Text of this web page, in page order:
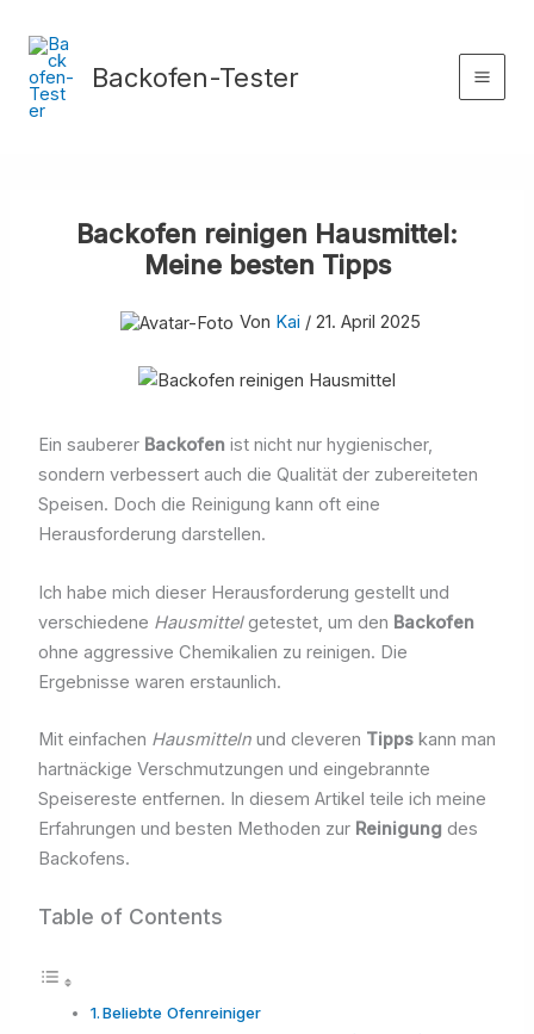
Inhalt
springen
Backofen-Tester
Backofen reinigen Hausmittel:
Meine besten Tipps
Von Kai / 21. April 2025
Ein sauberer Backofenist nicht nur hygienischer,
sondern verbessert auch die Qualität der zubereiteten
Speisen. Doch die Reinigung kann oft eine
Herausforderung darstellen.
Ich habe mich dieser Herausforderung gestellt und
verschiedene Hausmittelgetestet, um den Backofen
ohne aggressive Chemikalien zu reinigen. Die
Ergebnisse waren erstaunlich.
Mit einfachen Hausmittelnund cleveren Tippskann man
hartnäckige Verschmutzungen und eingebrannte
Speisereste entfernen. In diesem Artikel teile ich meine
Erfahrungen und besten Methoden zur Reinigungdes
Backofens.
Table of Contents
Beliebte Ofenreiniger